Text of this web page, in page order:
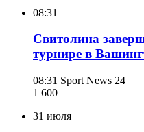
08:31
Свитолина
турнире в
08:31 Sport News 24
1 600
31 июля